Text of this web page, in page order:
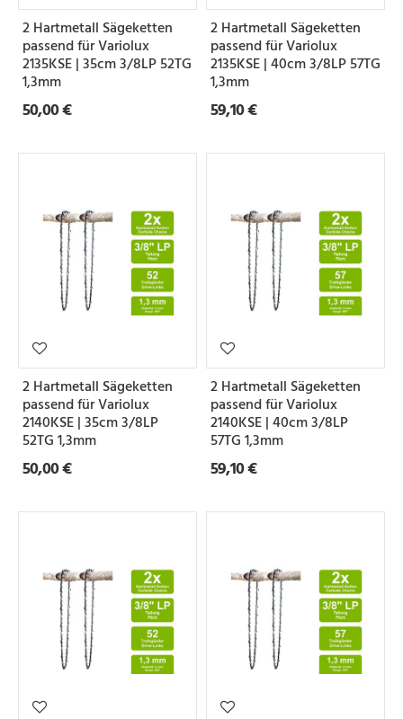
2 Hartmetall Sägeketten
passend für Variolux
2135KSE | 35cm 3/8LP 52TG
1,3mm
50,00 €
2 Hartmetall Sägeketten
passend für Variolux
2135KSE | 40cm 3/8LP 57TG
1,3mm
59,10 €
2 Hartmetall Sägeketten
passend für Variolux
2140KSE | 35cm 3/8LP
52TG 1,3mm
50,00 €
2 Hartmetall Sägeketten
passend für Variolux
2140KSE | 40cm 3/8LP
57TG 1,3mm
59,10 €
i
l
u
n
g
u
b
i
t
e
Z
a
n
o